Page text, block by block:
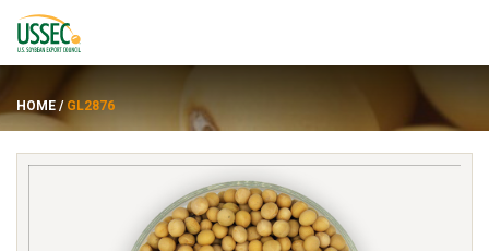
HOME / GL2876